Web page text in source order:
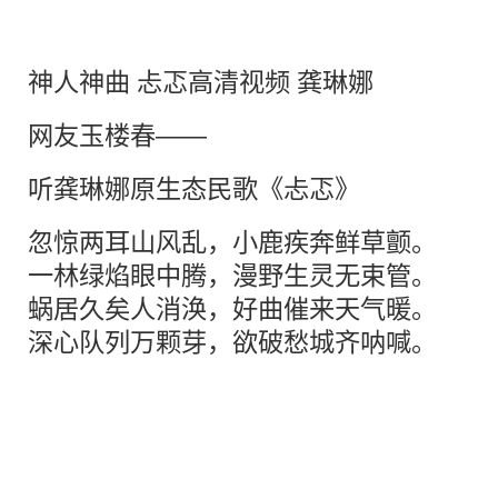
神人神曲 忐忑高清视频 龚琳娜
网友玉楼春——
听龚琳娜原生态民歌《忐忑》
忽惊两耳山风乱，小鹿疾奔鲜草颤。
一林绿焰眼中腾，漫野生灵无束管。
蜗居久矣人消涣，好曲催来天气暖。
深心队列万颗芽，欲破愁城齐呐喊。